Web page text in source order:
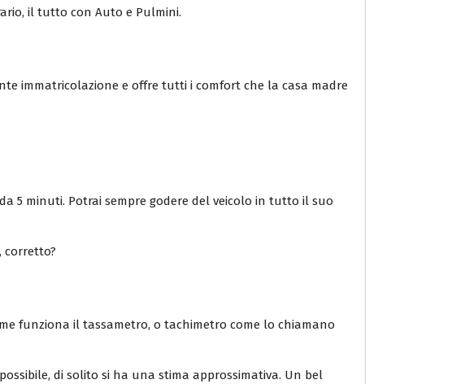
il tutto con Auto e Pulmini.
immatricolazione e offre tutti i comfort che la casa madre
5 minuti. Potrai sempre godere del veicolo in tutto il suo
corretto?
funziona il tassametro, o tachimetro come lo chiamano
di solito si ha una stima approssimativa. Un bel